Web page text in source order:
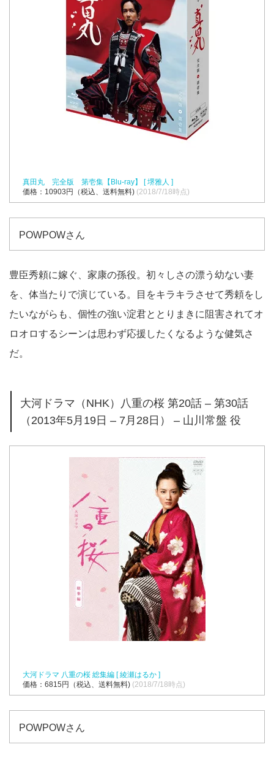
真田丸 完全版 第壱集【Blu-ray】 [ 堺雅人 ]
価格：10903円（税込、送料無料) (2018/7/18時点)
POWPOWさん
豊臣秀頼に嫁ぐ、家康の孫役。初々しさの漂う幼ない妻
を、体当たりで演じている。目をキラキラさせて秀頼をし
たいながらも、個性の強い淀君ととりまきに阻害されてオ
ロオロするシーンは思わず応援したくなるような健気さ
だ。
大河ドラマ（NHK）八重の桜 第20話 – 第30話
（2013年5月19日 – 7月28日） – 山川常盤 役
大河ドラマ 八重の桜 総集編 [ 綾瀬はるか ]
価格：6815円（税込、送料無料) (2018/7/18時点)
POWPOWさん